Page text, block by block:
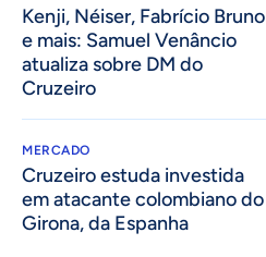
Kenji, Néiser, Fabrício Bruno
e mais: Samuel Venâncio
atualiza sobre DM do
Cruzeiro
MERCADO
Cruzeiro estuda investida
em atacante colombiano do
Girona, da Espanha